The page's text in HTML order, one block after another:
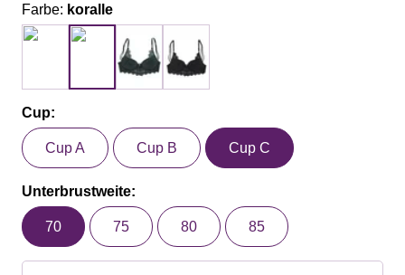
Farbe: koralle
Cup:
Cup A Cup B Cup C
Unterbrustweite:
70 75 80 85